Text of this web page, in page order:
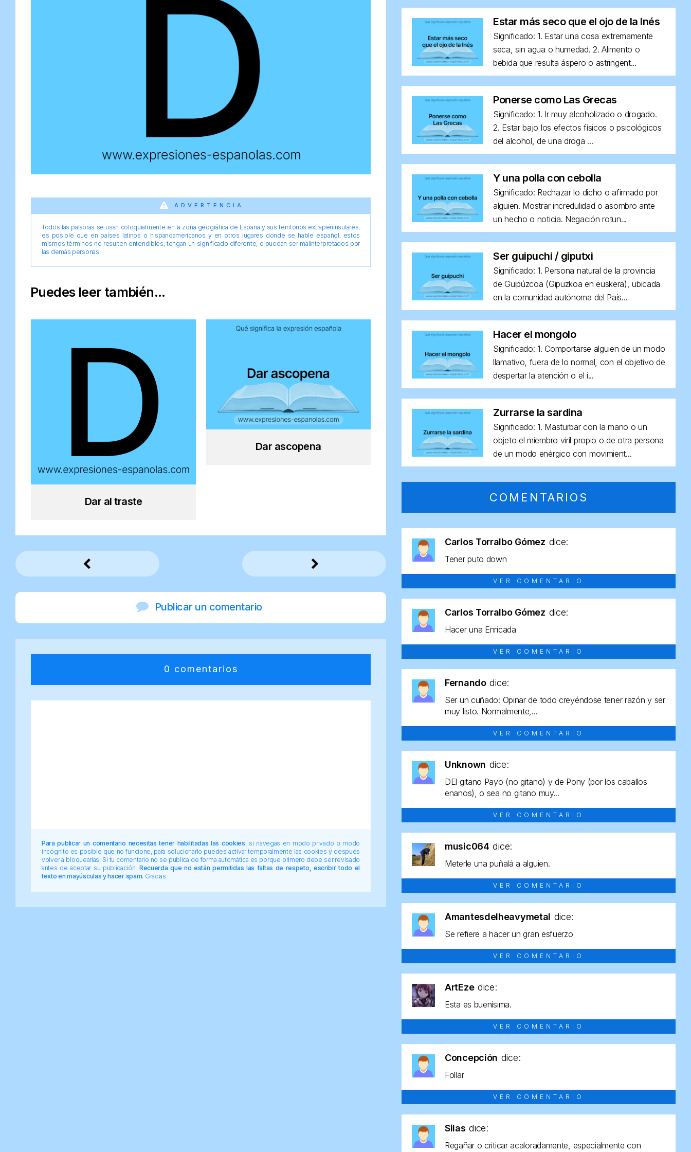
ADVERTENCIA
Todos las palabras se usan coloquialmente en la zona geográfica de España y sus territorios extrapeninsulares,
es posible que en países latinos o hispanoamericanos y en otros lugares donde se hable español, estos
mismos términos no resulten entendibles, tengan un significado diferente, o puedan ser malinterpretados por
las demás personas
Puedes leer también...
Dar al traste
Dar ascopena
Publicar un comentario
0 comentarios
Para publicar un comentario necesitas tener habilitadas las cookies , si navegas en modo privado o modo
incógnito es posible que no funcione, para solucionarlo puedes activar temporalmente las cookies y después
volver a bloquearlas. Si tu comentario no se publica de forma automática es porque primero debe ser revisado
antes de aceptar su publicación. Recuerda que no están permitidas las faltas de respeto, escribir todo el
texto en mayúsculas y hacer spam. Gracias.
Estar más seco que el ojo de la Inés
Significado: 1. Estar una cosa extremamente
seca, sin agua o humedad. 2. Alimento o
bebida que resulta áspero o astringent...
Ponerse como Las Grecas
Significado: 1. Ir muy alcoholizado o drogado.
2. Estar bajo los efectos físicos o psicológicos
del alcohol, de una droga ...
Y una polla con cebolla
Significado: Rechazar lo dicho o afirmado por
alguien. Mostrar incredulidad o asombro ante
un hecho o noticia. Negación rotun...
Ser guipuchi / giputxi
Significado: 1. Persona natural de la provincia
de Guipúzcoa (Gipuzkoa en euskera), ubicada
en la comunidad autónoma del País...
Hacer el mongolo
Significado: 1. Comportarse alguien de un modo
llamativo, fuera de lo normal, con el objetivo de
despertar la atención o el i...
Zurrarse la sardina
Significado: 1. Masturbar con la mano o un
objeto el miembro viril propio o de otra persona
de un modo enérgico con movimient...
COMENTARIOS
Carlos Torralbo Gómez dice:
Tener puto down
VER COMENTARIO
Carlos Torralbo Gómez dice:
Hacer una Enricada
VER COMENTARIO
Fernando dice:
Ser un cuñado: Opinar de todo creyéndose tener razón y ser
muy listo. Normalmente,...
VER COMENTARIO
Unknown dice:
DEl gitano Payo (no gitano) y de Pony (por los caballos
enanos), o sea no gitano muy...
VER COMENTARIO
music064 dice:
Meterle una puñalá a alguien.
VER COMENTARIO
Amantesdelheavymetal dice:
Se refiere a hacer un gran esfuerzo
VER COMENTARIO
ArtEze dice:
Esta es buenísima.
VER COMENTARIO
Concepción dice:
Follar
VER COMENTARIO
Silas dice:
Regañar o criticar acaloradamente, especialmente con